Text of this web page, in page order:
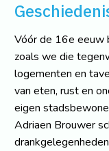
Vóór de 16e eeuw
zoals we die
logementen en
van eten, rust en
eigen
Adriaen Brouwer